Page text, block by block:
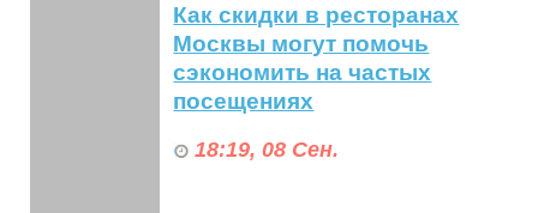
Как скидки в ресторанах
Москвы могут помочь
сэкономить на частых
посещениях
18:19, 08 Сен.